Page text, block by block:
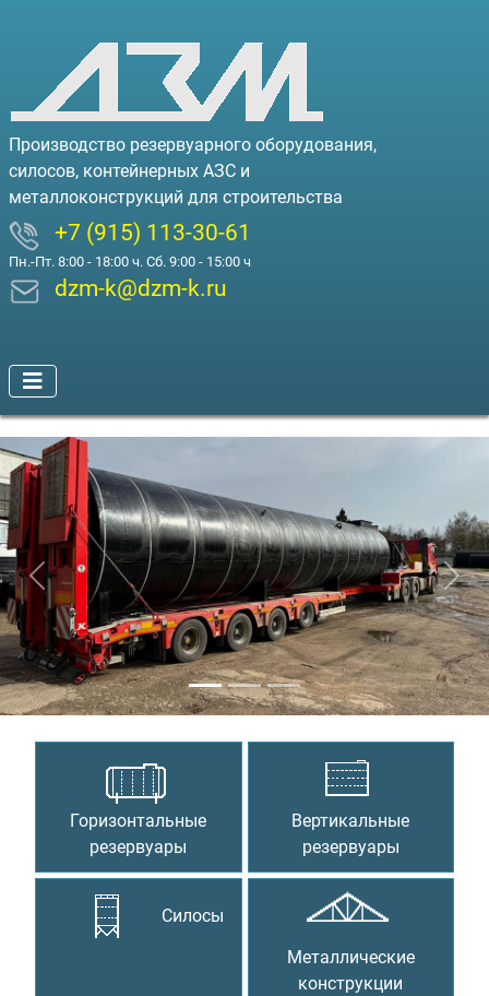
Производство резервуарного оборудования,
силосов, контейнерных АЗС и
металлоконструкций для строительства
+7 (915) 113-30-61
Пн.-Пт. 8:00 - 18:00 ч. Сб. 9:00 - 15:00 ч
dzm-k@dzm-k.ru
Предыдущий
Горизонтальные
резервуары
Вертикальные
резервуары
Силосы
Металлические
конструкции